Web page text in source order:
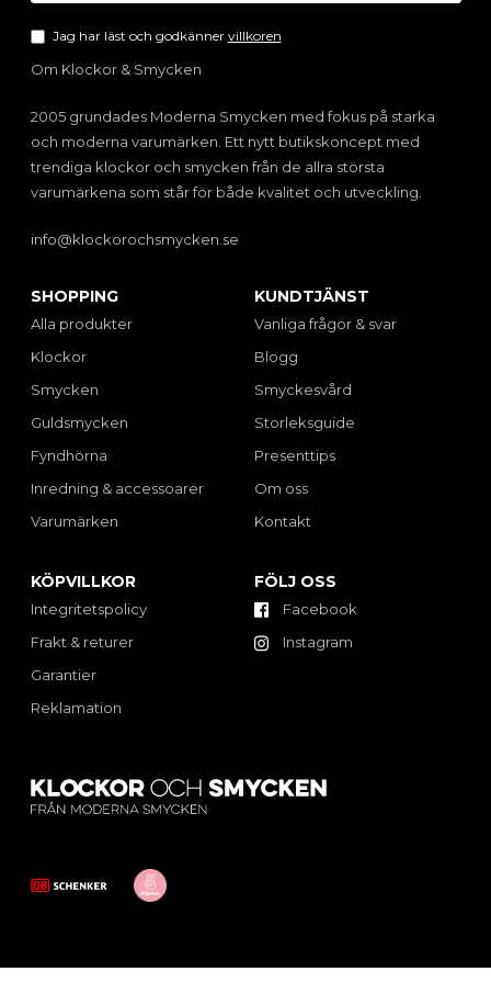
Jag har läst och godkänner villkoren
Om Klockor & Smycken
2005 grundades Moderna Smycken med fokus på starka
och moderna varumärken. Ett nytt butikskoncept med
trendiga klockor och smycken från de allra största
varumärkena som står för både kvalitet och utveckling.
info@klockorochsmycken.se
SHOPPING
Alla produkter
Klockor
Smycken
Guldsmycken
Fyndhörna
Inredning & accessoarer
Varumärken
KUNDTJÄNST
Vanliga frågor & svar
Blogg
Smyckesvård
Storleksguide
Presenttips
Om oss
Kontakt
KÖPVILLKOR
Integritetspolicy
Frakt & returer
Garantier
Reklamation
FÖLJ OSS
Facebook
Instagram